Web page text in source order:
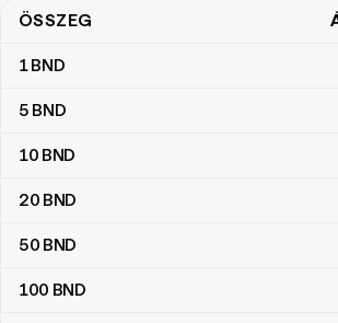
brunei dollár – malajziai ringgit átváltási
ÖSSZEG
1BND
5 BND
10 BND
20 BND
50 BND
100 BND